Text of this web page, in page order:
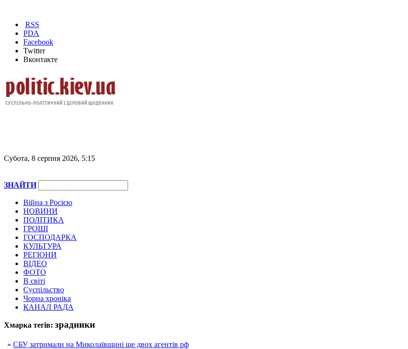
RSS
PDA
Facebook
Twitter
Вконтакте
Субота, 8 серпня 2026, 5:15
ЗНАЙТИ
Війна з Росією
НОВИНИ
ПОЛІТИКА
ГРОШІ
ГОСПОДАРКА
КУЛЬТУРА
РЕГІОНИ
ВІДЕО
ФОТО
В світі
Суспільство
Чорна хроніка
КАНАЛ РАДА
Хмарка тегів: зрадники
» СБУ затримали на Миколаївщині ще двох агентів рф